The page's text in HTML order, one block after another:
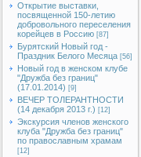
Открытие выставки,
посвященной 150-летию
добровольного переселения
корейцев в Россию [87]
Бурятский Новый год -
Праздник Белого Месяца [56]
Новый год в женском клубе
"Дружба без границ"
(17.01.2014) [9]
ВЕЧЕР ТОЛЕРАНТНОСТИ
(14 декабря 2013 г.) [12]
Экскурсия членов женского
клуба "Дружба без границ"
по православным храмам
[12]